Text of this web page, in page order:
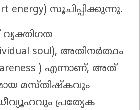
സൂചിപ്പിക്കുന്നു.
വ്യക്തിഗത
soul), അതിനർത്ഥം
) എന്നാണ്, അത്
മസ്തിഷ്കവും
പ്രത്യേക